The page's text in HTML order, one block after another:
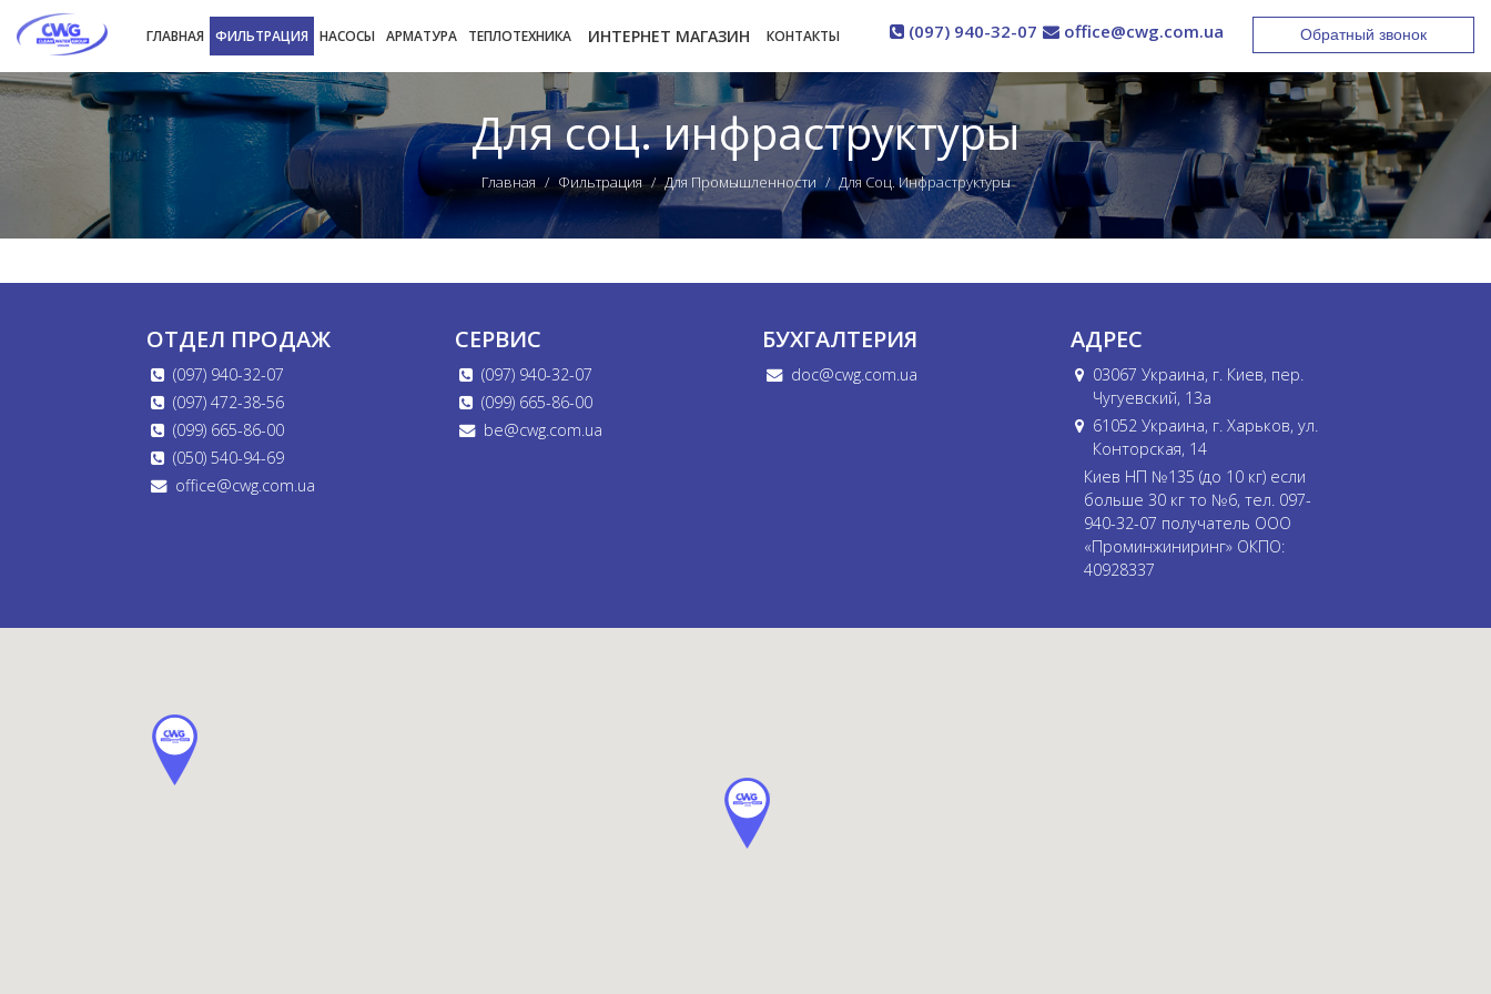
ГЛАВНАЯ ФИЛЬТРАЦИЯ НАСОСЫ АРМАТУРА ТЕПЛОТЕХНИКА ИНТЕРНЕТ МАГАЗИН КОНТАКТЫ (097) 940-32-07 office@cwg.com.ua Обратный звонок
Для соц. инфраструктуры
Главная Фильтрация Для Промышленности Для Соц. Инфраструктуры
ОТДЕЛ ПРОДАЖ
(097) 940-32-07
(097) 472-38-56
(099) 665-86-00
(050) 540-94-69
office@cwg.com.ua
СЕРВИС
(097) 940-32-07
(099) 665-86-00
be@cwg.com.ua
БУХГАЛТЕРИЯ
doc@cwg.com.ua
АДРЕС
03067 Украина, г. Киев, пер.
Чугуевский, 13а
61052 Украина, г. Харьков, ул.
Конторская, 14
Киев НП №135 (до 10 кг) если
больше 30 кг то №6, тел. 097-
940-32-07 получатель ООО
«Проминжиниринг» ОКПО:
40928337